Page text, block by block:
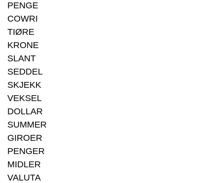
PENGE
COWRI
TIØRE
KRONE
SLANT
SEDDEL
SKJEKK
VEKSEL
DOLLAR
SUMMER
GIROER
PENGER
MIDLER
VALUTA